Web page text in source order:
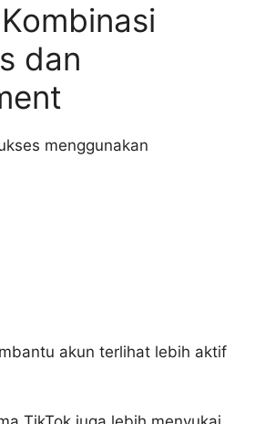
dan
menggunakan
akun terlihat lebih aktif